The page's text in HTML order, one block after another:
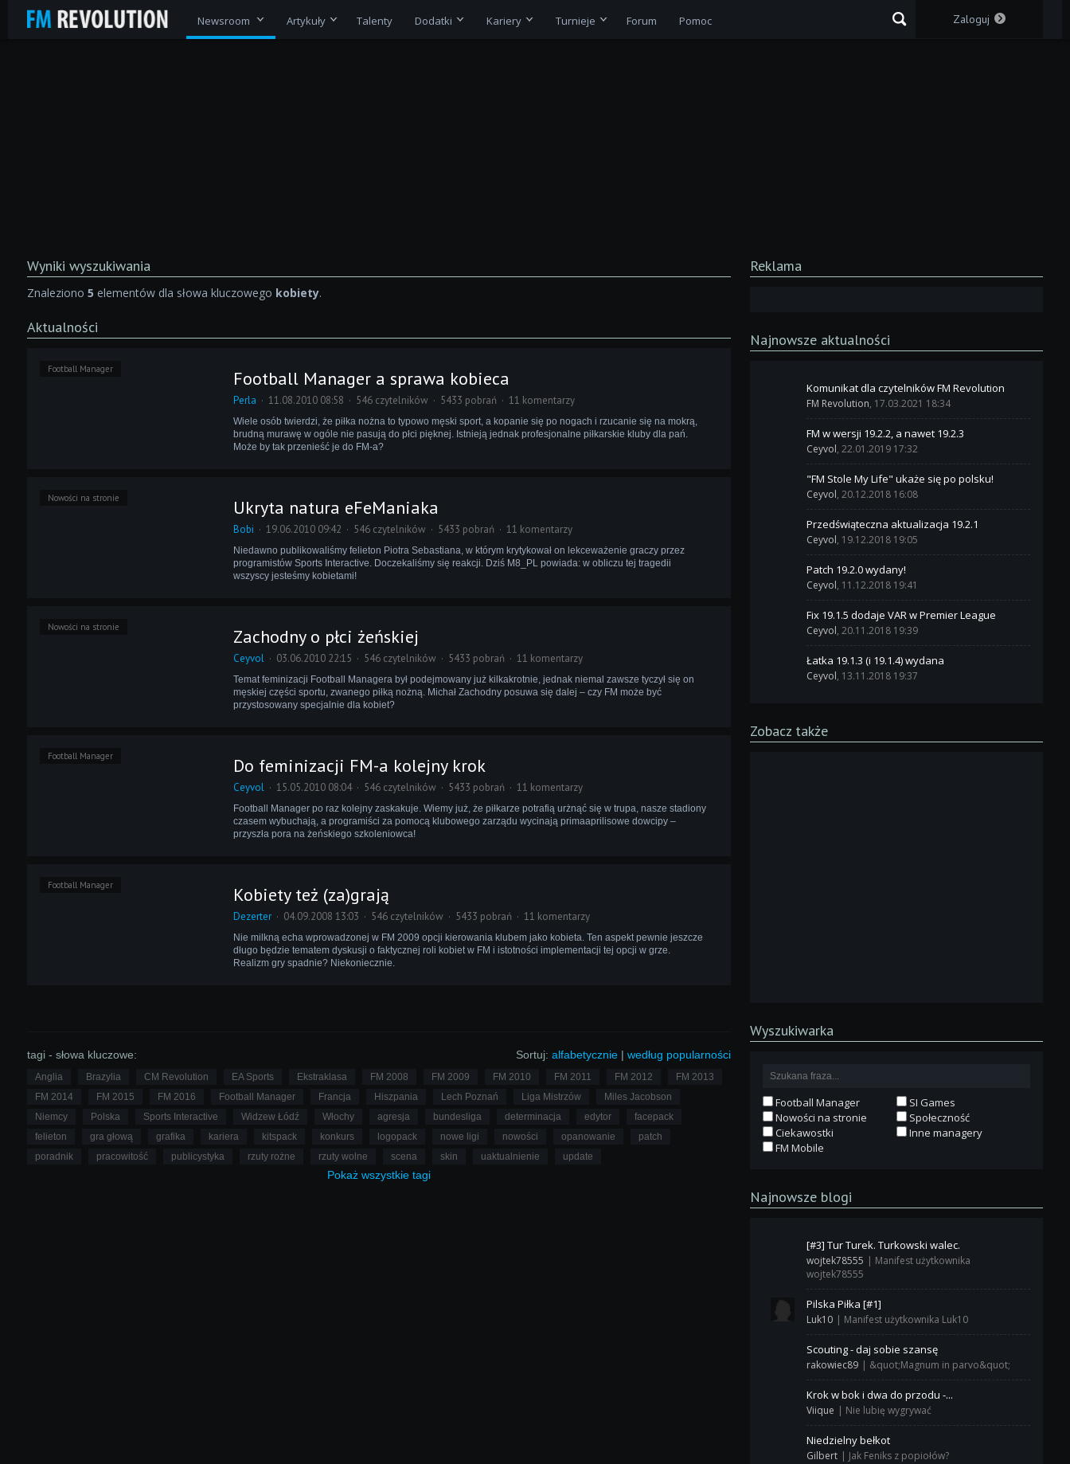
Newsroom Artykuły Talenty Dodatki Kariery Turnieje Forum Pomoc Zaloguj
Wyniki wyszukiwania
Znaleziono 5 elementów dla słowa kluczowego kobiety.
Aktualności
Football Manager Football Manager a sprawa kobieca
Perla 11.08.2010 08:58 546 czytelników 5433 pobrań 11 komentarzy
Wiele osób twierdzi, że piłka nożna to typowo męski sport, a kopanie się po nogach i rzucanie się na mokrą,
brudną murawę w ogóle nie pasują do płci pięknej. Istnieją jednak profesjonalne piłkarskie kluby dla pań.
Może by tak przenieść je do FM-a?
Nowości na stronie Ukryta natura eFeManiaka
Bobi 19.06.2010 09:42 546 czytelników 5433 pobrań 11 komentarzy
Niedawno publikowaliśmy felieton Piotra Sebastiana, w którym krytykował on lekceważenie graczy przez
programistów Sports Interactive. Doczekaliśmy się reakcji. Dziś M8_PL powiada: w obliczu tej tragedii
wszyscy jesteśmy kobietami!
Nowości na stronie Zachodny o płci żeńskiej
Ceyvol 03.06.2010 22:15 546 czytelników 5433 pobrań 11 komentarzy
Temat feminizacji Football Managera był podejmowany już kilkakrotnie, jednak niemal zawsze tyczył się on
męskiej części sportu, zwanego piłką nożną. Michał Zachodny posuwa się dalej – czy FM może być
przystosowany specjalnie dla kobiet?
Football Manager Do feminizacji FM-a kolejny krok
Ceyvol 15.05.2010 08:04 546 czytelników 5433 pobrań 11 komentarzy
Football Manager po raz kolejny zaskakuje. Wiemy już, że piłkarze potrafią urżnąć się w trupa, nasze stadiony
czasem wybuchają, a programiści za pomocą klubowego zarządu wycinają primaaprilisowe dowcipy –
przyszła pora na żeńskiego szkoleniowca!
Football Manager Kobiety też (za)grają
Dezerter 04.09.2008 13:03 546 czytelników 5433 pobrań 11 komentarzy
Nie milkną echa wprowadzonej w FM 2009 opcji kierowania klubem jako kobieta. Ten aspekt pewnie jeszcze
długo będzie tematem dyskusji o faktycznej roli kobiet w FM i istotności implementacji tej opcji w grze.
Realizm gry spadnie? Niekoniecznie.
Sortuj: alfabetycznie |według popularności
tagi - słowa kluczowe:
Anglia Brazylia CM Revolution EA Sports Ekstraklasa FM 2008 FM 2009 FM 2010 FM 2011 FM 2012
FM 2013
FM 2014
FM 2015 FM 2016 Football Manager Francja Hiszpania Lech Poznań Liga Mistrzów
Miles Jacobson
Niemcy
Polska Sports Interactive Widzew Łódź Włochy agresja bundesliga determinacja edytor
facepack
felieton
gra głową grafika kariera kitspack konkurs logopack nowe ligi nowości opanowanie
patch
poradnik
pracowitość publicystyka rzuty rożne rzuty wolne scena skin uaktualnienie update
Pokaż wszystkietagi
Reklama
Najnowsze aktualności
Komunikat dla czytelników FM Revolution
FM Revolution, 17.03.2021 18:34
FM w wersji 19.2.2, a nawet 19.2.3
Ceyvol, 22.01.2019 17:32
"FM Stole My Life" ukaże się po polsku!
Ceyvol, 20.12.2018 16:08
Przedświąteczna aktualizacja 19.2.1
Ceyvol, 19.12.2018 19:05
Patch 19.2.0 wydany!
Ceyvol, 11.12.2018 19:41
Fix 19.1.5 dodaje VAR w Premier League
Ceyvol, 20.11.2018 19:39
Łatka 19.1.3 (i 19.1.4) wydana
Ceyvol, 13.11.2018 19:37
Zobacz także
Wyszukiwarka
Football Manager
SI Games
Nowości na stronie
Społeczność
Ciekawostki
Inne managery
FM Mobile
Najnowsze blogi
[#3] Tur Turek. Turkowski walec.
wojtek78555 | Manifest użytkownika
wojtek78555
Pilska Piłka [#1]
Luk10 | Manifest użytkownika Luk10
Scouting - daj sobie szansę
rakowiec89 | &quot;Magnum in parvo&quot;
Krok w bok i dwa do przodu -...
Viique | Nie lubię wygrywać
Niedzielny bełkot
Gilbert | Jak Feniks z popiołów?